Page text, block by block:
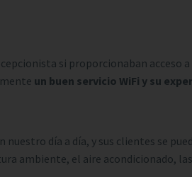
si proporcionaban
un buen servicio WiFi y su
día a día, y sus clientes se
ambiente, el aire acondicionado,